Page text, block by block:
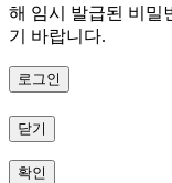
해 임시 발급된 비밀
기 바랍니다.
로그인
닫기
확인